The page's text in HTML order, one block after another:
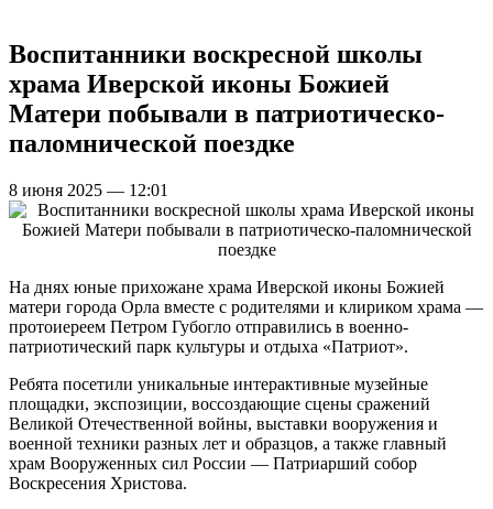
Воспитанники воскресной школы
храма Иверской иконы Божией
Матери побывали в патриотическо-
паломнической поездке
8 июня 2025 — 12:01
На днях юные прихожане храма Иверской иконы Божией
матери города Орла вместе с родителями и клириком храма —
протоиереем Петром Губогло отправились в военно-
патриотический парк культуры и отдыха «Патриот».
Ребята посетили уникальные интерактивные музейные
площадки, экспозиции, воссоздающие сцены сражений
Великой Отечественной войны, выставки вооружения и
военной техники разных лет и образцов, а также главный
храм Вооруженных сил России — Патриарший собор
Воскресения Христова.